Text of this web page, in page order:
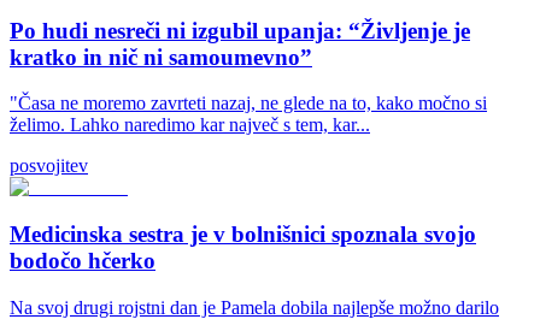
Po hudi nesreči ni izgubil upanja: “Življenje je
kratko in nič ni samoumevno”
"Časa ne moremo zavrteti nazaj, ne glede na to, kako močno si
želimo. Lahko naredimo kar največ s tem, kar...
posvojitev
Medicinska sestra je v bolnišnici spoznala svojo
bodočo hčerko
Na svoj drugi rojstni dan je Pamela dobila najlepše možno darilo